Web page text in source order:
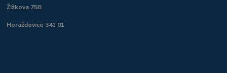
Žižkova 758
Horažďovice 341 01